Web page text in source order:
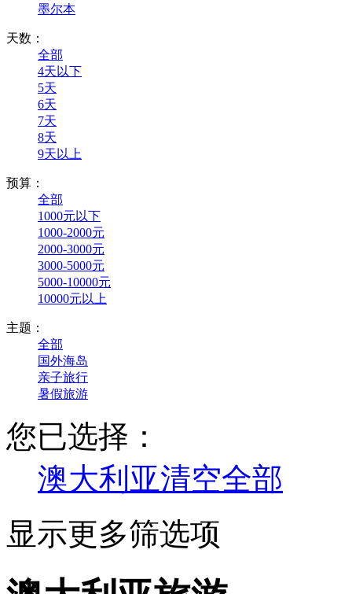
墨尔本
天数：
全部
4天以下
5天
6天
7天
8天
9天以上
预算：
全部
1000元以下
1000-2000元
2000-3000元
3000-5000元
5000-10000元
10000元以上
主题：
全部
国外海岛
亲子旅行
暑假旅游
您已选择：
澳大利亚清空全部
显示更多筛选项